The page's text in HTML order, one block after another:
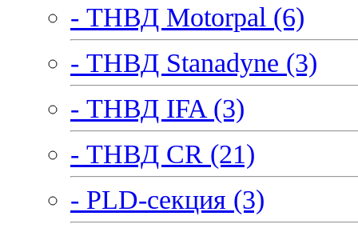
- ТНВД Motorpal (6)
- ТНВД Stanadyne (3)
- ТНВД IFA (3)
- ТНВД CR (21)
- PLD-секция (3)